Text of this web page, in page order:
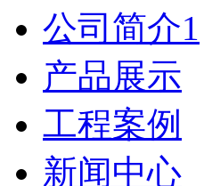
公司简介1
产品展示
工程案例
新闻中心